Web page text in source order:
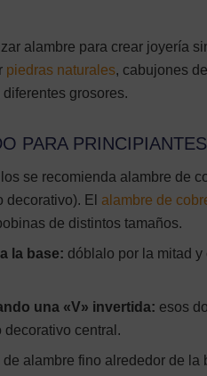
alambre para crear joyería
piedras naturales, cabujones
grosores.
PARA PRINCIPIANTES
se recomienda alambre de
decorativo). El alambre de
de distintos tamaños.
la base: dóblalo por la mitad
una «V» invertida: esos
central.
alambre fino alrededor de la